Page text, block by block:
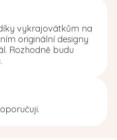
vykrajovátkům na
originální designy
Rozhodně budu